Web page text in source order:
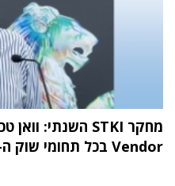
Vendor בכל תחומי שוק ה-IT